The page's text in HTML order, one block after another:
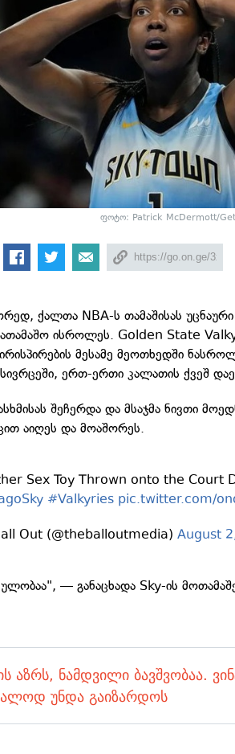
ფოტო: Patrick McDermott/
ქალთა NBA-ს თამაშისას
ისროლეს. Golden State
მესამე მეოთხედში
ერთ-ერთი კალათის ქვეშ
შეჩერდა და მსაჯმა ნივთი
აიღეს და მოაშორეს.
Sex Toy Thrown onto the Court
#Valkyries pic.twitter.com/
Out (@theballoutmedia)August
— განაცხადა Sky-ის
აზრს, ნამდვილი ბავშვობაა.
უნდა გაიზარდოს